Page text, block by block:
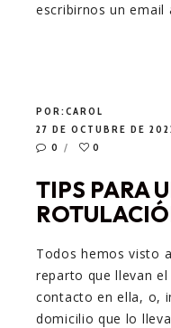
escribirnos un
POR:CAROL
27 DE OCTUBRE DE
0
0
TIPS PARA
Todos hemos visto
reparto que llevan
contacto en ella, o,
domicilio que lo